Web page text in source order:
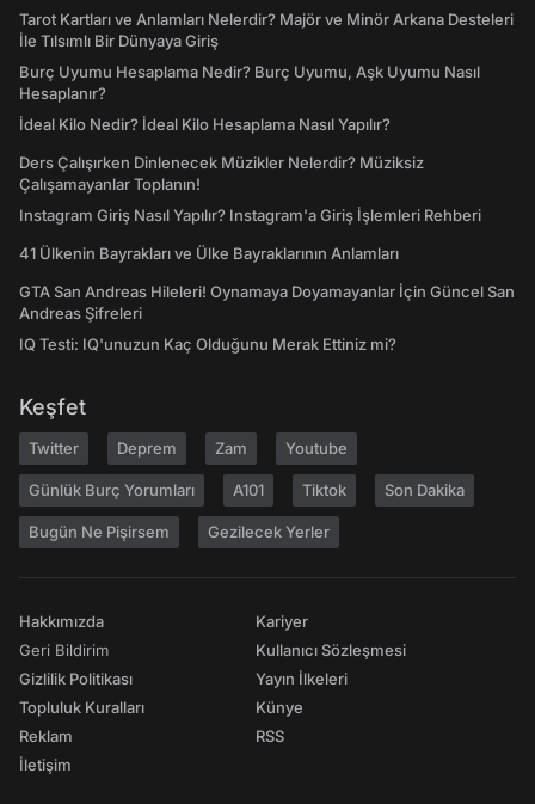
Tarot Kartları ve Anlamları Nelerdir? Majör ve Minör Arkana Desteleri
İle Tılsımlı Bir Dünyaya Giriş
Burç Uyumu Hesaplama Nedir? Burç Uyumu, Aşk Uyumu Nasıl
Hesaplanır?
İdeal Kilo Nedir? İdeal Kilo Hesaplama Nasıl Yapılır?
Ders Çalışırken Dinlenecek Müzikler Nelerdir? Müziksiz
Çalışamayanlar Toplanın!
Instagram Giriş Nasıl Yapılır? Instagram'a Giriş İşlemleri Rehberi
41 Ülkenin Bayrakları ve Ülke Bayraklarının Anlamları
GTA San Andreas Hileleri! Oynamaya Doyamayanlar İçin Güncel San
Andreas Şifreleri
IQ Testi: IQ'unuzun Kaç Olduğunu Merak Ettiniz mi?
Keşfet
Twitter Deprem Zam Youtube
Günlük Burç Yorumları A101 Tiktok Son Dakika
Bugün Ne Pişirsem Gezilecek Yerler
Hakkımızda
Geri Bildirim
Gizlilik Politikası
Topluluk Kuralları
Reklam
İletişim
Kariyer
Kullanıcı Sözleşmesi
Yayın İlkeleri
Künye
RSS